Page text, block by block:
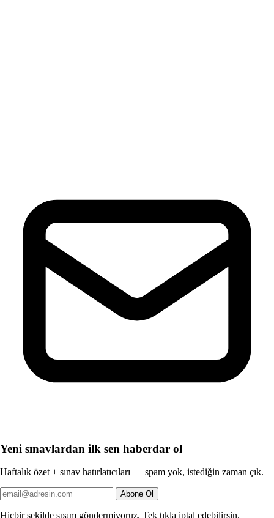
Yeni sınavlardan ilk sen haberdar ol
Haftalık özet + sınav hatırlatıcıları — spam yok, istediğin zaman çık.
Abone Ol
Hiçbir şekilde spam göndermiyoruz. Tek tıkla iptal edebilirsin.